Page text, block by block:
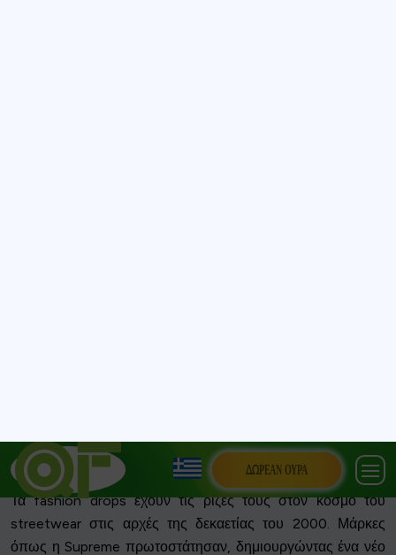
Προέλευση των Fashion Drops
Τα fashion drops έχουν τις ρίζες τους στον κόσμο του
streetwear στις αρχές της δεκαετίας του 2000. Μάρκες
όπως η Supreme πρωτοστάτησαν, δημιουργώντας ένα νέο